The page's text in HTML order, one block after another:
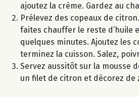
ajoutez la crème. Gardez au
Prélevez des copeaux de
faites chauffer le reste d’huile
quelques minutes. Ajoutez les
terminez la cuisson. Salez,
Servez aussitôt sur la mousse
un filet de citron et décorez de